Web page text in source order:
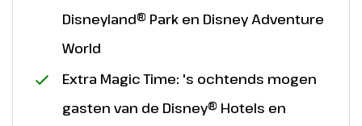
Disneyland® Park en Disney Adventure
World
Extra Magic Time: 's ochtends mogen
gasten van de Disney® Hotels en